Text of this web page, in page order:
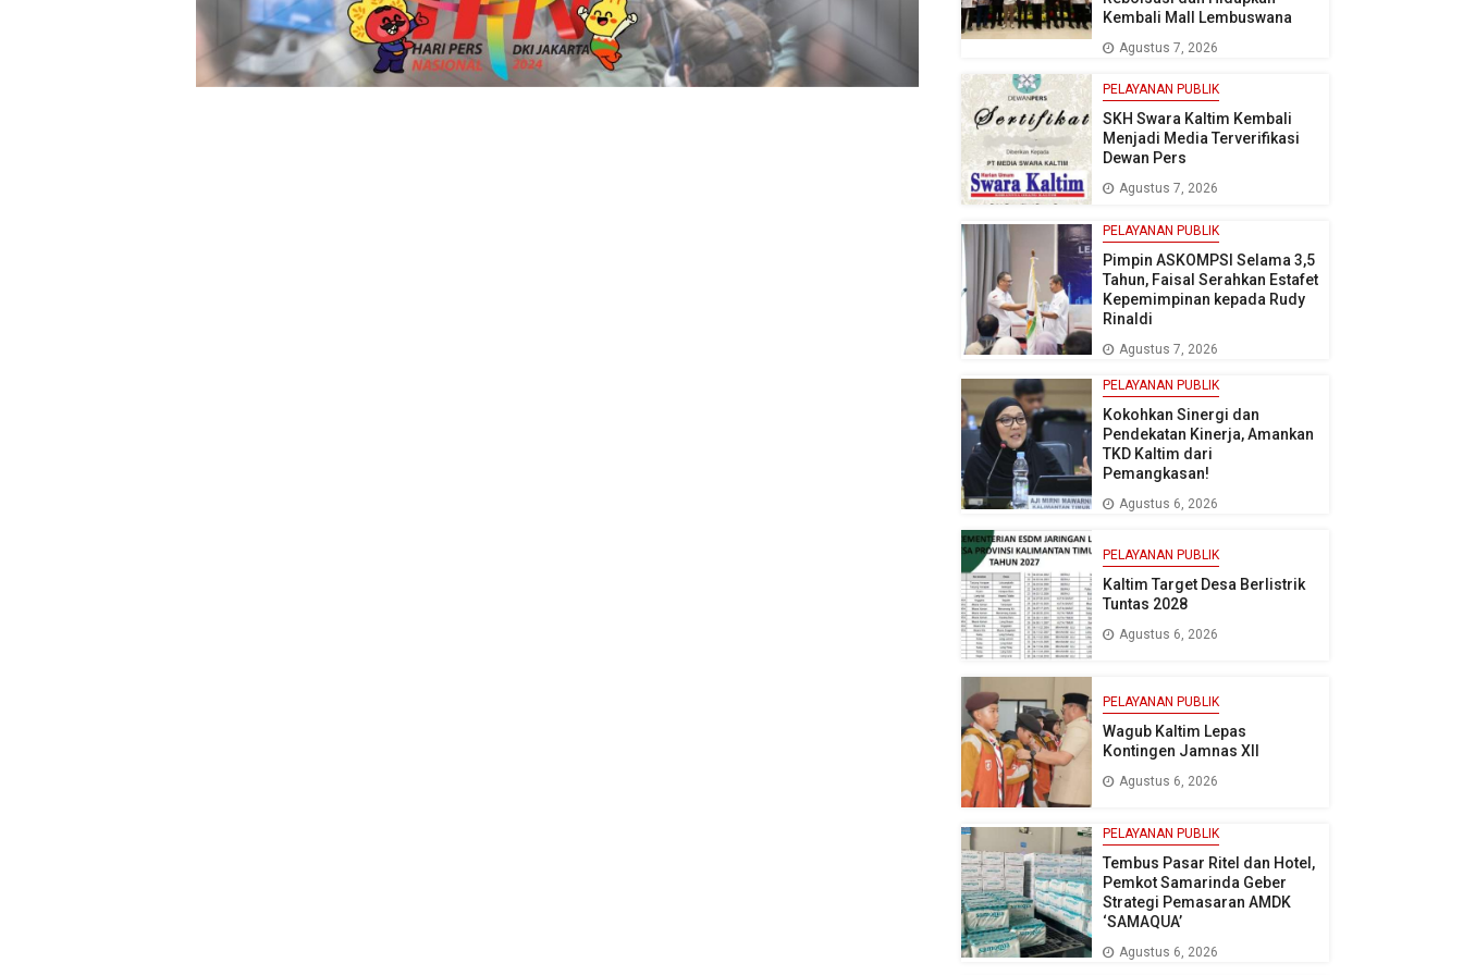
Kembali Mall Lembuswana
Agustus 7, 2026
PELAYANAN PUBLIK
SKH Swara Kaltim Kembali
Menjadi Media Terverifikasi
Dewan Pers
Agustus 7, 2026
PELAYANAN PUBLIK
Pimpin ASKOMPSI Selama 3,5
Tahun, Faisal Serahkan Estafet
Kepemimpinan kepada Rudy
Rinaldi
Agustus 7, 2026
PELAYANAN PUBLIK
Kokohkan Sinergi dan
Pendekatan Kinerja, Amankan
TKD Kaltim dari
Pemangkasan!
Agustus 6, 2026
PELAYANAN PUBLIK
Kaltim Target Desa Berlistrik
Tuntas 2028
Agustus 6, 2026
PELAYANAN PUBLIK
Wagub Kaltim Lepas
Kontingen Jamnas XII
Agustus 6, 2026
PELAYANAN PUBLIK
Tembus Pasar Ritel dan Hotel,
Pemkot Samarinda Geber
Strategi Pemasaran AMDK
‘SAMAQUA’
Agustus 6, 2026